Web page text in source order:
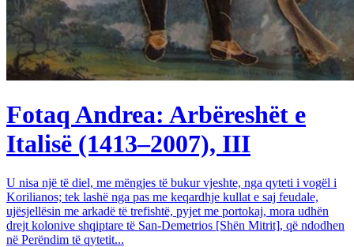
Fotaq Andrea: Arbëreshët e
Italisë (1413–2007), III
U nisa një të diel, me mëngjes të bukur vjeshte, nga qyteti i vogël i
Korilianos; tek lashë nga pas me keqardhje kullat e saj feudale,
ujësjellësin me arkadë të trefishtë, pyjet me portokaj, mora udhën
drejt kolonive shqiptare të San-Demetrios [Shën Mitrit], që ndodhen
në Perëndim të qytetit...